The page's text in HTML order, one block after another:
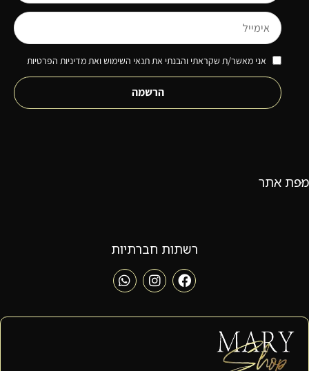
אני מאשר/ת שקראתי והבנתי את תנאי השימוש ואת מדיניות הפרטיות
הרשמה
מפת אתר
רשתות חברתיות